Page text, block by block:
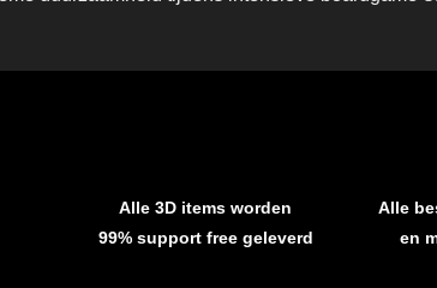
Alle 3D items worden
99% support free geleverd
Alle
en